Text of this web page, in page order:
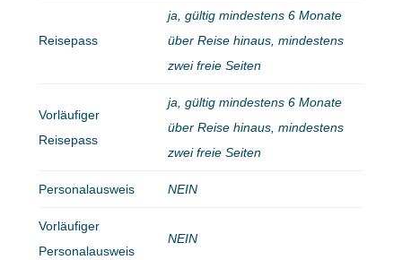
Reisepass
ja, gültig mindestens 6 Monate
über Reise hinaus, mindestens
zwei freie Seiten
Vorläufiger
Reisepass
ja, gültig mindestens 6 Monate
über Reise hinaus, mindestens
zwei freie Seiten
Personalausweis NEIN
Vorläufiger
Personalausweis
NEIN